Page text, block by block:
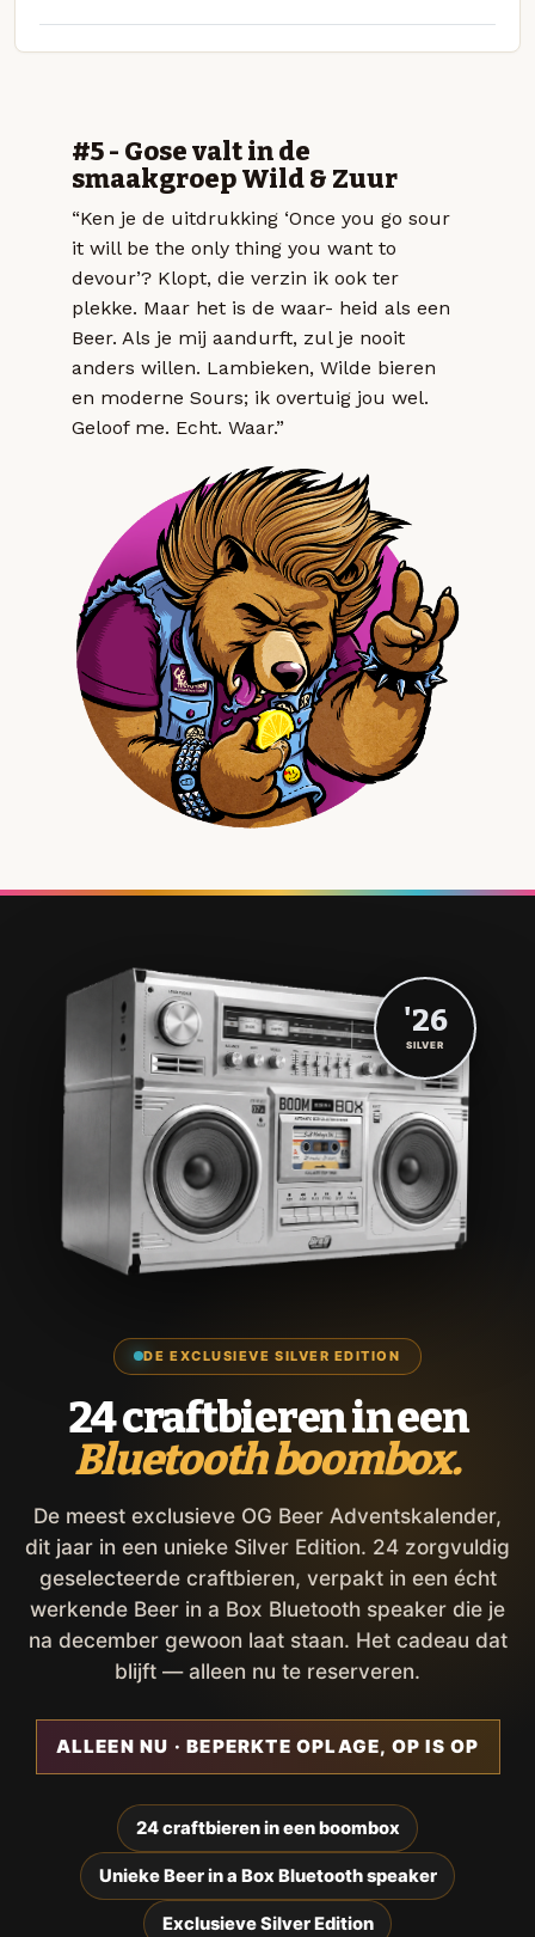
#5 - Gose valt in de
smaakgroep Wild & Zuur
“Ken je de uitdrukking ‘Once you go sour
it will be the only thing you want to
devour’? Klopt, die verzin ik ook ter
plekke. Maar het is de waar- heid als een
Beer. Als je mij aandurft, zul je nooit
anders willen. Lambieken, Wilde bieren
en moderne Sours; ik overtuig jou wel.
Geloof me. Echt. Waar.”
DE EXCLUSIEVE SILVER EDITION
24 craftbieren in een
Bluetooth boombox.
De meest exclusieve OG Beer Adventskalender,
dit jaar in een unieke Silver Edition. 24 zorgvuldig
geselecteerde craftbieren, verpakt in een écht
werkende Beer in a Box Bluetooth speaker die je
na december gewoon laat staan. Het cadeau dat
blijft — alleen nu te reserveren.
ALLEEN NU · BEPERKTE OPLAGE, OP IS OP
24 craftbieren in een boombox
Unieke Beer in a Box Bluetooth speaker
Exclusieve Silver Edition
'26
SILVER